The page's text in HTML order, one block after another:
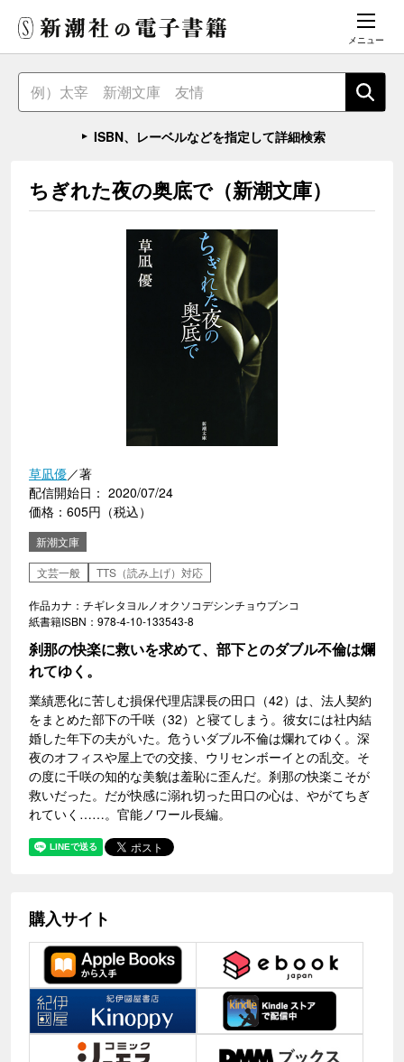
メニュー
ISBN、レーベルなどを指定して詳細検索
ちぎれた夜の奥底で（新潮文庫）
草凪優／著
配信開始日： 2020/07/24
価格：605円（税込）
新潮文庫
文芸一般
TTS（読み上げ）対応
作品カナ：チギレタヨルノオクソコデシンチョウブンコ
紙書籍ISBN：978-4-10-133543-8
刹那の快楽に救いを求めて、部下とのダブル不倫は爛
れてゆく。
業績悪化に苦しむ損保代理店課長の田口（42）は、法人契約
をまとめた部下の千咲（32）と寝てしまう。彼女には社内結
婚した年下の夫がいた。危ういダブル不倫は爛れてゆく。深
夜のオフィスや屋上での交接、ウリセンボーイとの乱交。そ
の度に千咲の知的な美貌は羞恥に歪んだ。刹那の快楽こそが
救いだった。だが快感に溺れ切った田口の心は、やがてちぎ
れていく……。官能ノワール長編。
購入サイト